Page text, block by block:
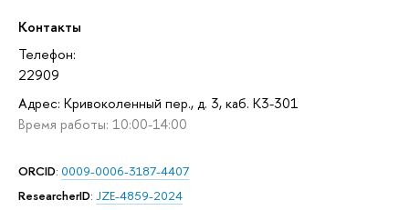
Контакты
Телефон:
22909
Адрес: Кривоколенный пер., д. 3, каб. К3-301
Время работы: 10:00-14:00
ORCID: 0009-0006-3187-4407
ResearcherID: JZE-4859-2024